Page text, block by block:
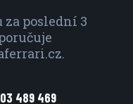
poslední 3
489 469